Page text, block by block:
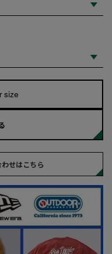
size
せはこちら